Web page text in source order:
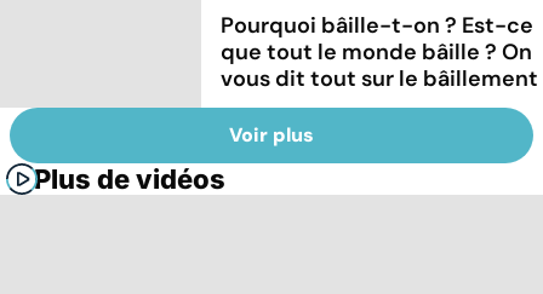
Pourquoi bâille-t-on ? Est-ce
que tout le monde bâille ? On
vous dit tout sur le bâillement
Voir plus
Plus de vidéos